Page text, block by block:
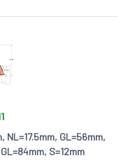
NL=17.5mm, GL=56mm,
S=12mm